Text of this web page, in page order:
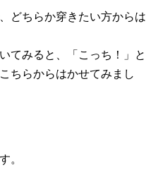
どちらか穿きたい方からは
てみると、「こっち！」と
ちらからはかせてみまし
。